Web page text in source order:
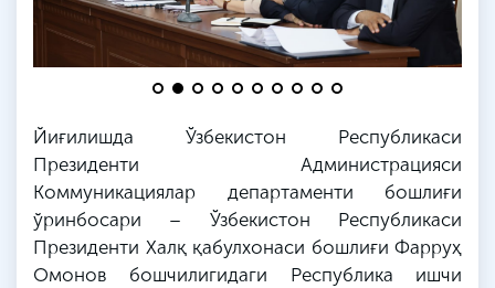
Йиғилишда Ўзбекистон Республикаси
Президенти Администрацияси
Коммуникациялар департаменти бошлиғи
ўринбосари – Ўзбекистон Республикаси
Президенти Халқ қабулхонаси бошлиғи Фарруҳ
Омонов бошчилигидаги Республика ишчи